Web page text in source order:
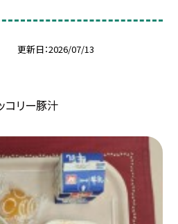
更新日 2026/07/13
コリー豚汁